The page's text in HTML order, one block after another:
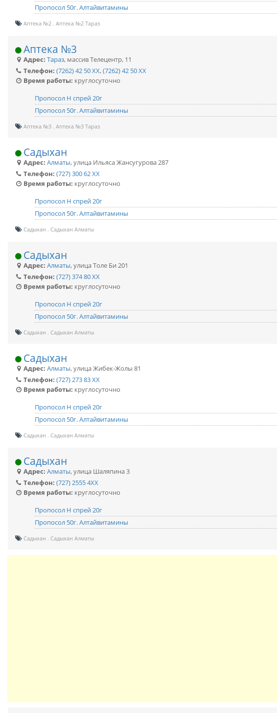
Пропосол 50г. Алтайвитамины
Аптека №2 Аптека №2 Тараз
Аптека №3
Адрес: Тараз, массив Телецентр, 11
Телефон: (7262) 42 50 XX,(7262) 42 50 XX
Время работы: круглосуточно
Пропосол Н спрей 20г
Пропосол 50г. Алтайвитамины
Аптека №3 Аптека №3 Тараз
Садыхан
Адрес: Алматы,улица Ильяса Жансугурова 287
Телефон: (727) 300 62 XX
Время работы: круглосуточно
Пропосол Н спрей 20г
Пропосол 50г. Алтайвитамины
Садыхан Садыхан Алматы
Садыхан
Адрес: Алматы,улица Толе Би 201
Телефон: (727) 374 80 XX
Время работы: круглосуточно
Пропосол Н спрей 20г
Пропосол 50г. Алтайвитамины
Садыхан Садыхан Алматы
Садыхан
Адрес: Алматы,улица Жибек-Жолы 81
Телефон: (727) 273 83 XX
Время работы: круглосуточно
Пропосол Н спрей 20г
Пропосол 50г. Алтайвитамины
Садыхан Садыхан Алматы
Садыхан
Адрес: Алматы,улица Шаляпина 3
Телефон: (727) 2555 4XX
Время работы: круглосуточно
Пропосол Н спрей 20г
Пропосол 50г. Алтайвитамины
Садыхан Садыхан Алматы